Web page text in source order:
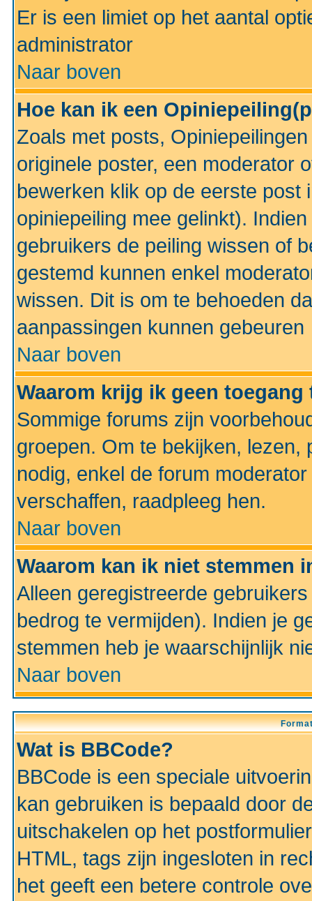
Er is een limiet op het aantal
administrator
Naar boven
Hoe kan ik een
Zoals met posts,
originele poster, een moderator
bewerken klik op de eerste post
opiniepeiling mee gelinkt).
gebruikers de peiling wissen of
gestemd kunnen enkel
wissen. Dit is om te behoeden
aanpassingen kunnen gebeuren
Naar boven
Waarom krijg ik geen
Sommige forums zijn
groepen. Om te bekijken, lezen,
nodig, enkel de forum
verschaffen, raadpleeg hen.
Naar boven
Waarom kan ik niet stemmen
Alleen geregistreerde
bedrog te vermijden). Indien je
stemmen heb je waarschijnlijk
Naar boven
Wat is BBCode?
BBCode is een speciale
kan gebruiken is bepaald door
uitschakelen op het
HTML, tags zijn ingesloten in
het geeft een betere controle